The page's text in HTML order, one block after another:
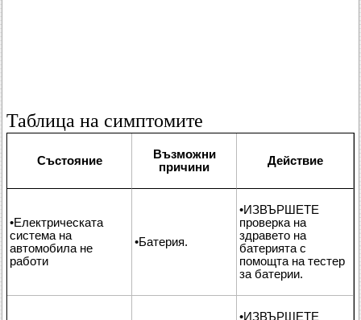
Таблица на симптомите
Състояние
Възможни
причини
Действие
•Електрическата
система на
автомобила не
работи
•Батерия.
•ИЗВЪРШЕТЕ
проверка на
здравето на
батерията с
помощта на тестер
за батерии.
•ИЗВЪРШЕТЕ